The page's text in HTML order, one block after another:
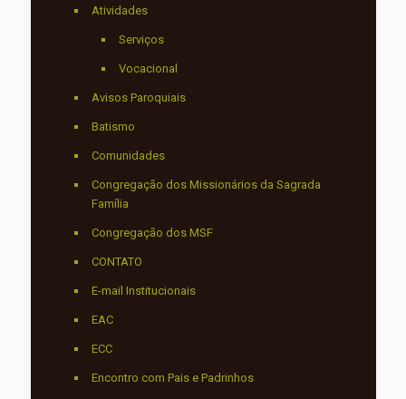
Atividades
Serviços
Vocacional
Avisos Paroquiais
Batismo
Comunidades
Congregação dos Missionários da Sagrada
Família
Congregação dos MSF
CONTATO
E-mail Institucionais
EAC
ECC
Encontro com Pais e Padrinhos